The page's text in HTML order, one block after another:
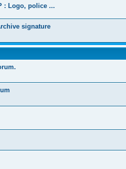
: Logo, police ...
signature